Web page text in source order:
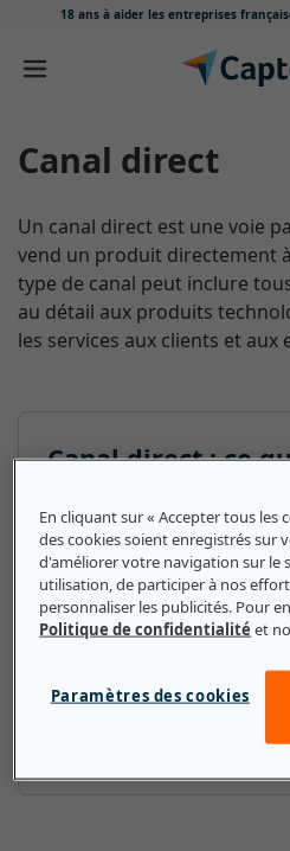
18 ans à aider les entreprises
Passer au contenu
Canal direct
Un canal direct est une voie
vend un produit directement
type de canal peut inclure
au détail aux produits
les services aux clients et aux
Canal direct : ce
savoir
C'est la voie idéale d'un
consommateur. Le site
de producteurs sont des
fournisseur à
aux entreprises de mieux
la satisfaction des clients en
les commerces de détail et
En cliquant sur « Accepter tous les
des cookies soient enregistrés sur
d'améliorer votre navigation sur le
utilisation, de participer à nos
personnaliser les publicités. Pour
Politique de confidentialité et
Paramètres des cookies